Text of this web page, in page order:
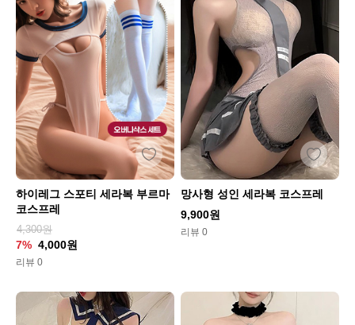
하이레그 스포티 세라복 부르마
코스프레
4,300원
7% 4,000원
리뷰 0
망사형 성인 세라복 코스프레
9,900원
리뷰 0